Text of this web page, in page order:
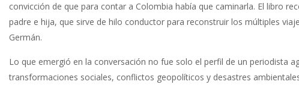
convicción de que para contar a Colombia había que caminarla. El libro
padre e hija, que sirve de hilo conductor para reconstruir los múltiples
Germán.
Lo que emergió en la conversación no fue solo el perfil de un periodista
transformaciones sociales, conflictos geopolíticos y desastres